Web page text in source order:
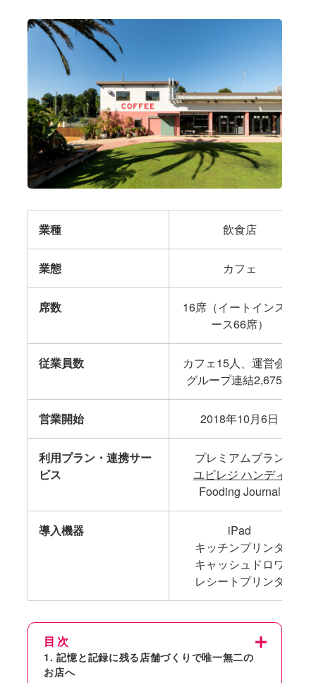
業種 飲食店
業態 カフェ
席数
16席（イートインスペ
ース66席）
従業員数
カフェ15人、運営会社
グループ連結2,675人
営業開始 2018年10月6日
利用プラン・連携サー
ビス
プレミアムプラン
ユビレジ ハンディ
Fooding Journal
導入機器
iPad
キッチンプリンタ
キャッシュドロワ
レシートプリンタ
目次
記憶と記録に残る店舗づくりで唯一無二の
お店へ